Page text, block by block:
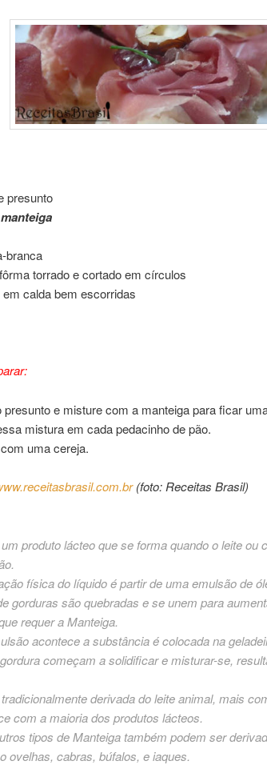
presunto
manteiga
branca
torrado e cortado em círculos
calda bem escorridas
presunto e misture com a manteiga para ficar
mistura em cada pedacinho de pão.
uma cereja.
(foto: Receitas Brasil)
produto lácteo que se forma quando o leite ou
física do líquido é partir de uma emulsão de
gorduras são quebradas e se unem para
requer a Manteiga.
acontece a substância é colocada na
começam a solidificar e misturar-se,
derivada do leite animal, mais
com a maioria dos produtos lácteos.
tipos de Manteiga também podem ser
ovelhas, cabras, búfalos, e iaques.